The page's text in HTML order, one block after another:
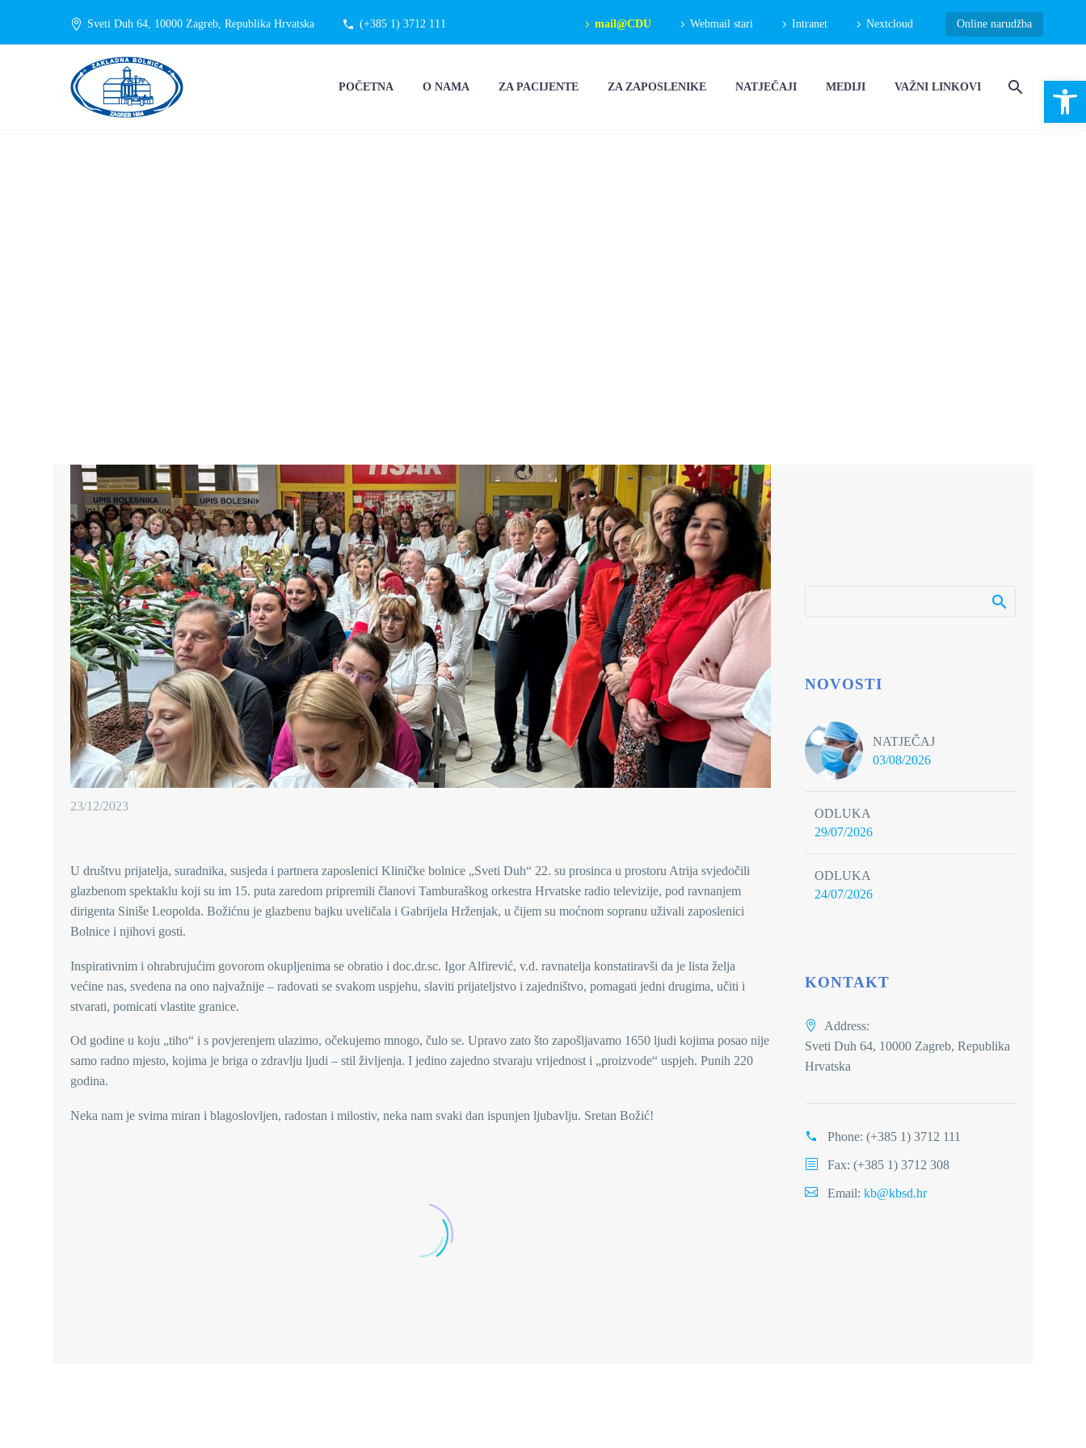
Sveti Duh 64, 10000 Zagreb, Republika Hrvatska (+385 1) 3712 111 mail@CDU Webmail stari Intranet Nextcloud Online narudžba
POČETNA O NAMA ZA PACIJENTE ZA ZAPOSLENIKE NATJEČAJI MEDIJI VAŽNI LINKOVI
23/12/2023
U društvu prijatelja, suradnika, susjeda i partnera zaposlenici Kliničke bolnice „Sveti Duh“ 22. su prosinca u prostoru Atrija svjedočili
glazbenom spektaklu koji su im 15. puta zaredom pripremili članovi Tamburaškog orkestra Hrvatske radio televizije, pod ravnanjem
dirigenta Siniše Leopolda. Božićnu je glazbenu bajku uveličala i Gabrijela Hrženjak, u čijem su moćnom sopranu uživali zaposlenici
Bolnice i njihovi gosti.
Inspirativnim i ohrabrujućim govorom okupljenima se obratio i doc.dr.sc. Igor Alfirević, v.d. ravnatelja konstatiravši da je lista želja
većine nas, svedena na ono najvažnije – radovati se svakom uspjehu, slaviti prijateljstvo i zajedništvo, pomagati jedni drugima, učiti i
stvarati, pomicati vlastite granice.
Od godine u koju „tiho“ i s povjerenjem ulazimo, očekujemo mnogo, čulo se. Upravo zato što zapošljavamo 1650 ljudi kojima posao nije
samo radno mjesto, kojima je briga o zdravlju ljudi – stil življenja. I jedino zajedno stvaraju vrijednost i „proizvode“ uspjeh. Punih 220
godina.
Neka nam je svima miran i blagoslovljen, radostan i milostiv, neka nam svaki dan ispunjen ljubavlju. Sretan Božić!
NOVOSTI
NATJEČAJ
03/08/2026
ODLUKA
29/07/2026
ODLUKA
24/07/2026
KONTAKT
Address:
Sveti Duh 64, 10000 Zagreb, Republika
Hrvatska
Phone: (+385 1) 3712 111
Fax: (+385 1) 3712 308
Email: kb@kbsd.hr